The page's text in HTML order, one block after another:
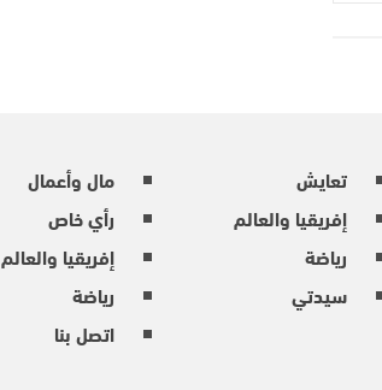
تعايش
إفريقيا والعالم
رياضة
سيدتي
مال وأعمال
رأي خاص
إفريقيا والعالم
رياضة
اتصل بنا